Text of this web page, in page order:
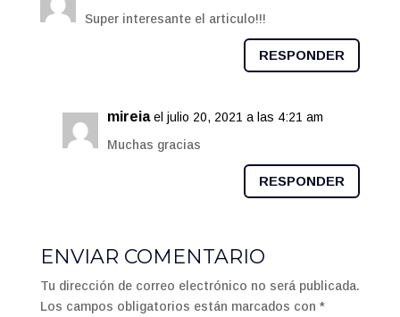
Super interesante el articulo!!!
RESPONDER
mireia el julio 20, 2021 a las 4:21 am
Muchas gracias
RESPONDER
ENVIAR COMENTARIO
Tu dirección de correo electrónico no será publicada.
Los campos obligatorios están marcados con *